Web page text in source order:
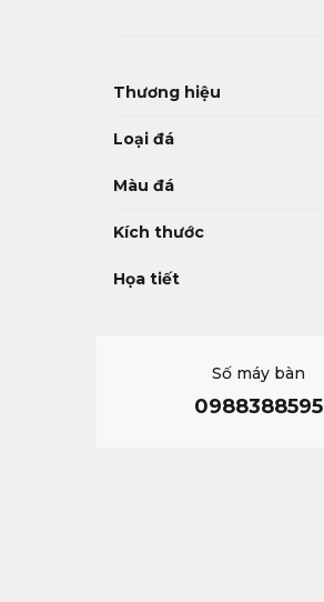
Thương hiệu
Loại đá
Màu đá
Kích thước
Họa tiết
Số máy bàn
0988388595